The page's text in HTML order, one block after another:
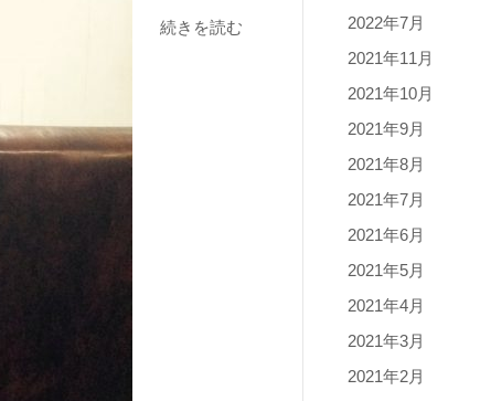
続きを読む
2022年7月
2021年11月
2021年10月
2021年9月
2021年8月
2021年7月
2021年6月
2021年5月
2021年4月
2021年3月
2021年2月